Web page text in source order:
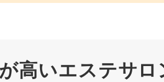
高いエステサ